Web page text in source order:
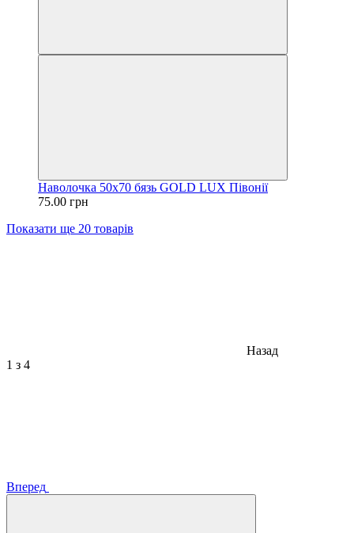
Наволочка 50х70 бязь GOLD LUX Півонії
75.00 грн
Показати ще 20 товарів
Назад
1 з 4
Вперед